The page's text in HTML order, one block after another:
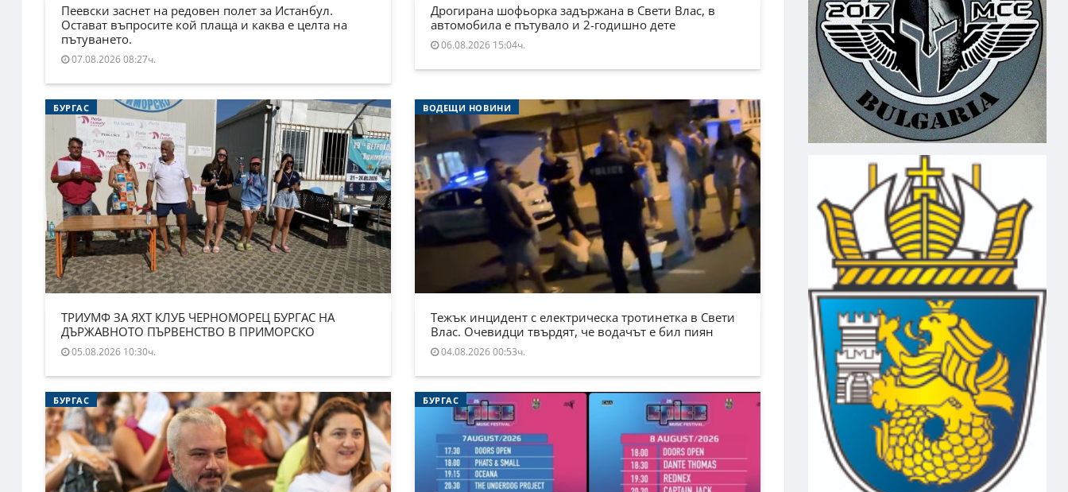
Пеевски заснет на редовен полет за Истанбул.
Остават въпросите кой плаща и каква е целта на
пътуването.
07.08.2026 08:27ч.
Дрогирана шофьорка задържана в Свети Влас, в
автомобила е пътувало и 2-годишно дете
06.08.2026 15:04ч.
БУРГАС
ТРИУМФ ЗА ЯХТ КЛУБ ЧЕРНОМОРЕЦ БУРГАС НА
ДЪРЖАВНОТО ПЪРВЕНСТВО В ПРИМОРСКО
05.08.2026 10:30ч.
ВОДЕЩИ НОВИНИ
Тежък инцидент с електрическа тротинетка в Свети
Влас. Очевидци твърдят, че водачът е бил пиян
04.08.2026 00:53ч.
БУРГАС БУРГАС